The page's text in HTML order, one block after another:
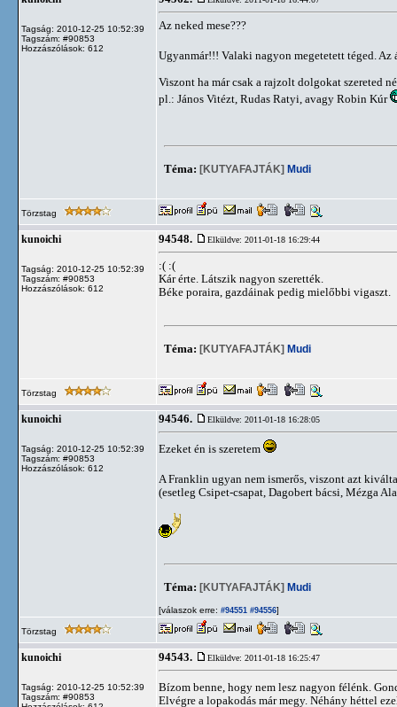
Tagság: 2010-12-25 10:52:39
Tagszám: #90853
Hozzászólások: 612
Az neked mese???
Ugyanmár!!! Valaki nagyon megetetett téged.
Viszont ha már csak a rajzolt dolgokat szereted
pl.: János Vitézt, Rudas Ratyi, avagy Robin Kúr
Téma: [KUTYAFAJTÁK] Mudi
Törzstag
kunoichi
Tagság: 2010-12-25 10:52:39
Tagszám: #90853
Hozzászólások: 612
94548. Elküldve: 2011-01-18 16:29:44
:( :(
Kár érte. Látszik nagyon szerették.
Béke poraira, gazdáinak pedig mielőbbi vigaszt.
Téma: [KUTYAFAJTÁK] Mudi
Törzstag
kunoichi
Tagság: 2010-12-25 10:52:39
Tagszám: #90853
Hozzászólások: 612
94546. Elküldve: 2011-01-18 16:28:05
Ezeket én is szeretem
A Franklin ugyan nem ismerős, viszont azt
(esetleg Csipet-csapat, Dagobert bácsi, Mézga
Téma: [KUTYAFAJTÁK] Mudi
[válaszok erre: #94551 #94556]
Törzstag
kunoichi
Tagság: 2010-12-25 10:52:39
Tagszám: #90853
94543. Elküldve: 2011-01-18 16:25:47
Bízom benne, hogy nem lesz nagyon félénk.
Elvégre a lopakodás már megy. Néhány héttel